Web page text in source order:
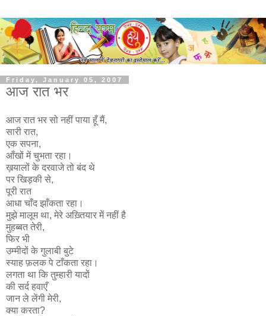
Friday, January 05, 2007
आज रात भर
आज रात भर सो नहीं पाया हूँ मैं,
सारी रात,
एक सपना,
आँखों में चुभता रहा।
ख़यालों के दरवाजे तो बंद थे
पर खिड़की से,
पूरी रात
आधा चाँद झाँकता रहा।
मुझे मालूम था, मेरे अख़्तियार में नहीं है
मुहब्बत तेरी,
फिर भी
उम्मीदों के गुलाबी बुटे
स्याह फ़लक पे टाँकता रहा।
लगता था कि तुम्हारी यादों
की सर्द हवाएँ
जान ले लेंगी मेरी,
क्या करता?